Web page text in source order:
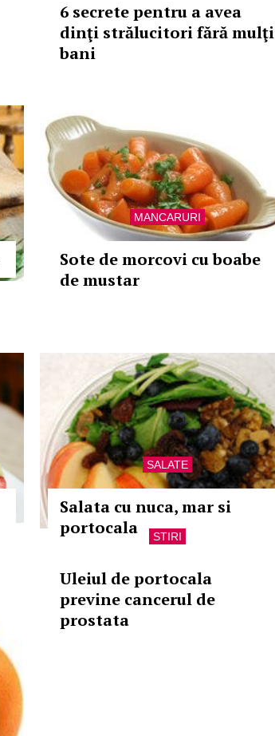
6 secrete pentru a avea
dinţi strălucitori fără mulţi
bani
MANCARURI
Sote de morcovi cu boabe
de mustar
SALATE
Salata cu nuca, mar si
portocala
STIRI
Uleiul de portocala
previne cancerul de
prostata